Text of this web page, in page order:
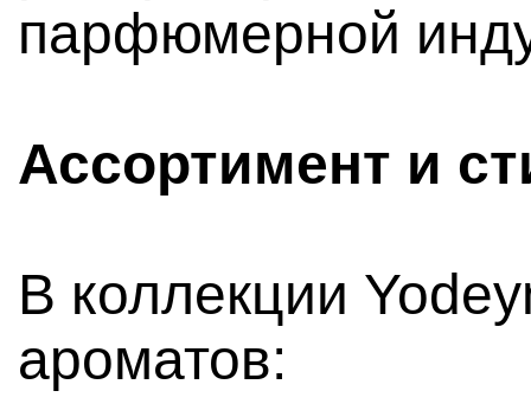
парфюмерной
Ассортимент и
В коллекции
ароматов: